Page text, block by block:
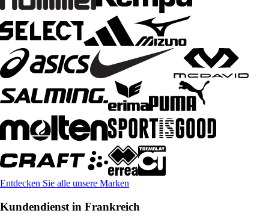
Entdecken Sie alle unsere Marken
Kundendienst in Frankreich